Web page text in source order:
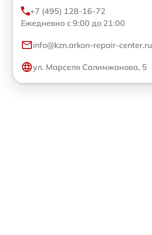
+7 (495) 128-16-72
Ежедневно с 9:00 до 21:00
info@kzn.arkon-repair-center.ru
ул. Марселя Салимжанова, 5